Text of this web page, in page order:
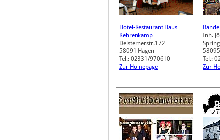
Hotel-Restaurant Haus
Kehrenkamp
Delsternerstr.172
58091
Hagen
Tel.: 02331/970610
Zur Homepage
Inh.
58095
Tel.:
Zur